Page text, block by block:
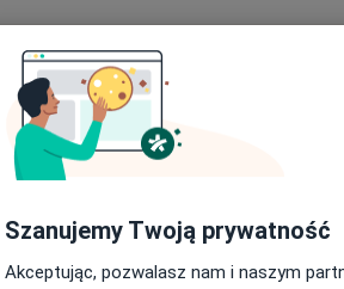
Szanujemy Twoją prywatność
Akceptując, pozwalasz nam i naszym